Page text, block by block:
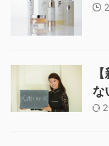
な